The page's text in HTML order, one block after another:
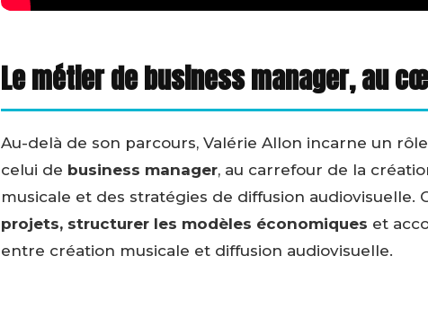
Le métier de business manager, au
Au-delà de son parcours, Valérie Allon incarne un
celui de business manager, au carrefour de la
musicale et des stratégies de diffusion audiovisuelle.
projets, structurer les modèles économiques et
entre création musicale et diffusion audiovisuelle.